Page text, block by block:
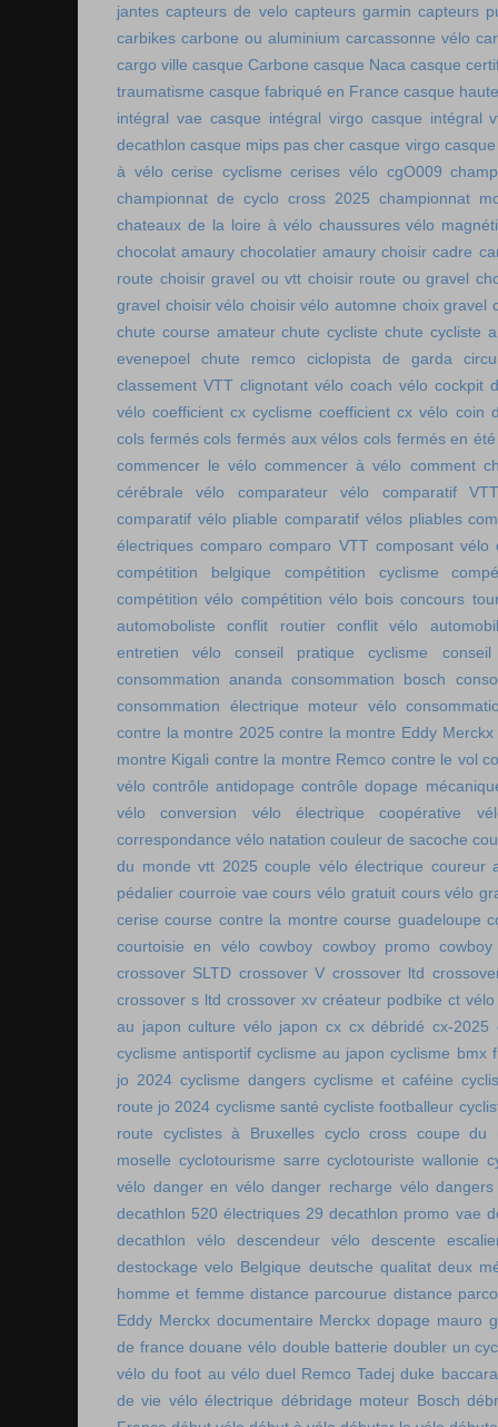
jantes capteurs de velo capteurs garmin capteurs
carbikes carbone ou aluminium carcassonne vélo
cargo ville casque Carbone casque Naca casque
traumatisme casque fabriqué en France casque
intégral vae casque intégral virgo casque intégral
decathlon casque mips pas cher casque virgo
à vélo cerise cyclisme cerises vélo cgO009
championnat de cyclo cross 2025 championnat
chateaux de la loire à vélo chaussures vélo
chocolat amaury chocolatier amaury choisir cadre
route choisir gravel ou vtt choisir route ou gravel
gravel choisir vélo choisir vélo automne choix gravel
chute course amateur chute cycliste chute cycliste
evenepoel
chute remco ciclopista de garda
classement VTT clignotant vélo coach vélo cockpit
vélo coefficient cx cyclisme coefficient cx vélo coin
cols fermés cols fermés aux vélos cols fermés en été
commencer le vélo commencer à vélo comment
cérébrale vélo
comparateur vélo
comparatif
comparatif vélo pliable comparatif vélos pliables
électriques comparo comparo VTT composant vélo
compétition belgique
compétition cyclisme
compétition vélo compétition vélo bois concours
automoboliste
conflit routier
conflit vélo
entretien vélo
conseil pratique cyclisme
consommation ananda consommation bosch
consommation électrique moteur vélo
contre la montre 2025 contre la montre Eddy Merckx
montre Kigali contre la montre Remco contre le vol
vélo contrôle antidopage contrôle dopage
vélo
conversion vélo électrique
coopérative
correspondance vélo natation couleur de sacoche
du monde vtt 2025 couple vélo électrique coureur
pédalier courroie vae cours vélo gratuit cours vélo
cerise course contre la montre course guadeloupe
courtoisie en vélo cowboy cowboy promo
crossover SLTD crossover V crossover ltd
crossover s ltd crossover xv créateur podbike ct vélo
au japon culture vélo japon cx cx débridé cx-2025
cyclisme antisportif cyclisme au japon cyclisme bmx
jo 2024 cyclisme dangers cyclisme et caféine
route jo 2024 cyclisme santé cycliste footballeur
route
cyclistes à Bruxelles cyclo cross coupe du
moselle cyclotourisme sarre cyclotouriste wallonie
vélo danger en vélo danger recharge vélo
decathlon 520 électriques 29 decathlon promo vae
decathlon vélo
descendeur vélo
descente
destockage velo Belgique deutsche qualitat deux
homme et femme distance parcourue distance
Eddy Merckx documentaire Merckx dopage mauro
de france douane vélo double batterie doubler un
vélo du foot au vélo duel Remco Tadej duke baccara
de vie vélo électrique débridage moteur Bosch